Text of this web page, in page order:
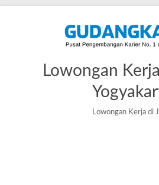
Lowongan
Lowongan Kerja di